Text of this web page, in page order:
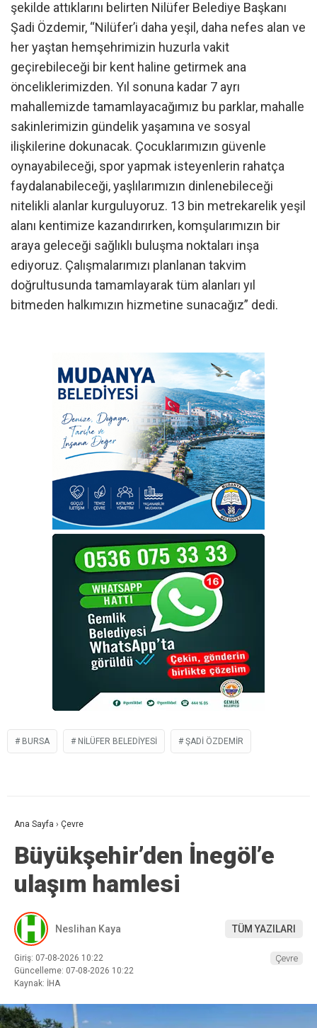
şekilde attıklarını belirten Nilüfer Belediye Başkanı
Şadi Özdemir, “Nilüfer’i daha yeşil, daha nefes alan ve
her yaştan hemşehrimizin huzurla vakit
geçirebileceği bir kent haline getirmek ana
önceliklerimizden. Yıl sonuna kadar 7 ayrı
mahallemizde tamamlayacağımız bu parklar, mahalle
sakinlerimizin gündelik yaşamına ve sosyal
ilişkilerine dokunacak. Çocuklarımızın güvenle
oynayabileceği, spor yapmak isteyenlerin rahatça
faydalanabileceği, yaşlılarımızın dinlenebileceği
nitelikli alanlar kurguluyoruz. 13 bin metrekarelik yeşil
alanı kentimize kazandırırken, komşularımızın bir
araya geleceği sağlıklı buluşma noktaları inşa
ediyoruz. Çalışmalarımızı planlanan takvim
doğrultusunda tamamlayarak tüm alanları yıl
bitmeden halkımızın hizmetine sunacağız” dedi.
BURSA NILÜFER BELEDIYESI ŞADI ÖZDEMIR
Ana Sayfa › Çevre
Büyükşehir’den İnegöl’e
ulaşım hamlesi
Neslihan Kaya TÜM YAZILARI
Giriş: 07-08-2026 10:22
Güncelleme: 07-08-2026 10:22
Kaynak: İHA
Çevre